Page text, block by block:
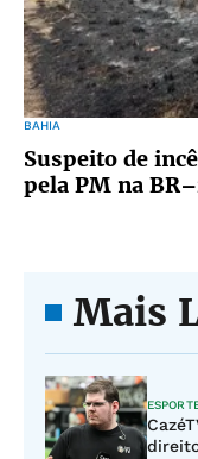
BAHIA
Suspeito de
pela PM na
Mais